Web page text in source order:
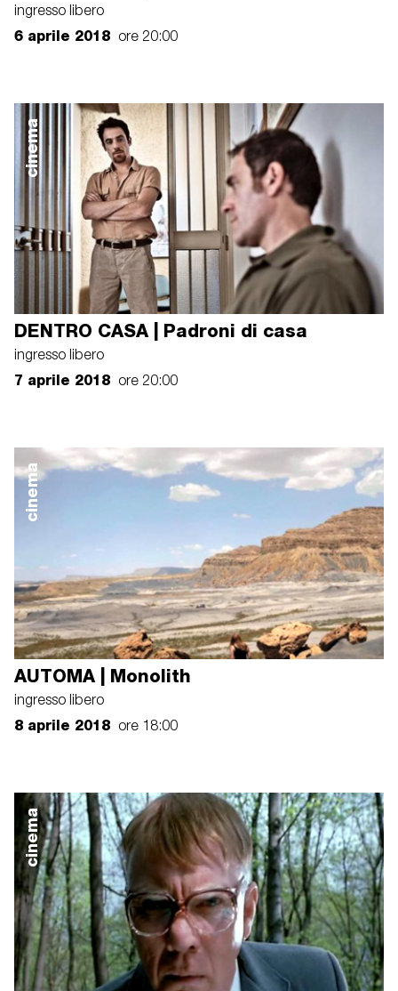
ingresso libero
6 aprile 2018 ore 20:00
cinema
DENTRO CASA | Padroni di casa
ingresso libero
7 aprile 2018 ore 20:00
cinema
AUTOMA | Monolith
ingresso libero
8 aprile 2018 ore 18:00
cinema